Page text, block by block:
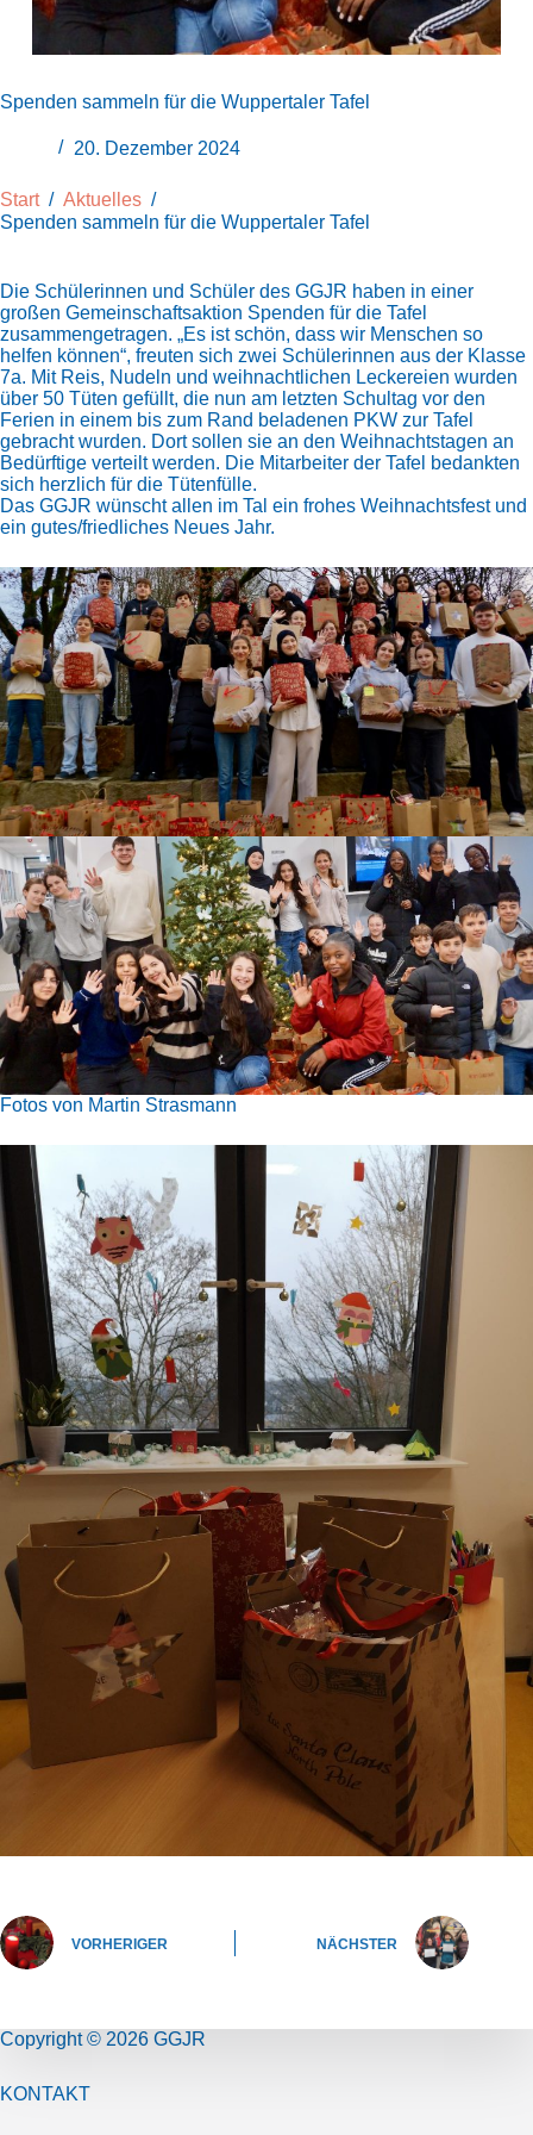
Spenden sammeln für die Wuppertaler Tafel
20. Dezember 2024
Start / Aktuelles /
Spenden sammeln für die Wuppertaler Tafel
Die Schülerinnen und Schüler des GGJR haben in einer
großen Gemeinschaftsaktion Spenden für die Tafel
zusammengetragen. „Es ist schön, dass wir Menschen so
helfen können“, freuten sich zwei Schülerinnen aus der Klasse
7a. Mit Reis, Nudeln und weihnachtlichen Leckereien wurden
über 50 Tüten gefüllt, die nun am letzten Schultag vor den
Ferien in einem bis zum Rand beladenen PKW zur Tafel
gebracht wurden. Dort sollen sie an den Weihnachtstagen an
Bedürftige verteilt werden. Die Mitarbeiter der Tafel bedankten
sich herzlich für die Tütenfülle.
Das GGJR wünscht allen im Tal ein frohes Weihnachtsfest und
ein gutes/friedliches Neues Jahr.
Fotos von Martin Strasmann
VORHERIGER NÄCHSTER
Copyright © 2026 GGJR
KONTAKT